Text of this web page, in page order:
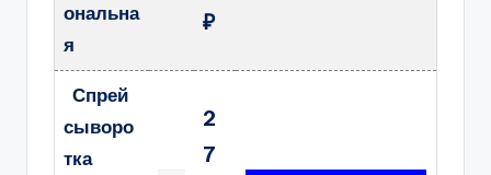
ональна
я
₽
Спрей
сыворо
тка
2
7